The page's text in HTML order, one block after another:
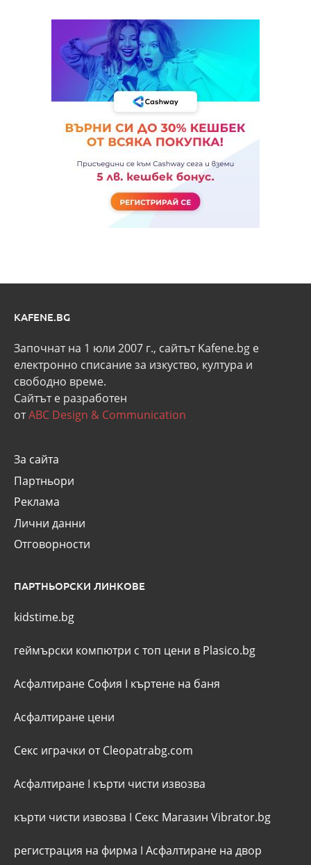
KAFENE.BG
Започнат на 1 юли 2007 г., сайтът Kafene.bg e
eлектронно списание за изкуство, култура и
свободно време.
Сайтът е разработен
отABC Design & Communication
За сайта
Партньори
Реклама
Лични данни
Отговорности
ПАРТНЬОРСКИ ЛИНКОВЕ
kidstime.bg
геймърски компютри с топ цени в Plasico.bg
Асфалтиране София I къртене на баня
Асфалтиране цени
Секс играчки от Cleopatrabg.com
Асфалтиране I кърти чисти извозва
кърти чисти извозва I Секс Магазин Vibrator.bg
регистрация на фирма I Асфалтиране на двор